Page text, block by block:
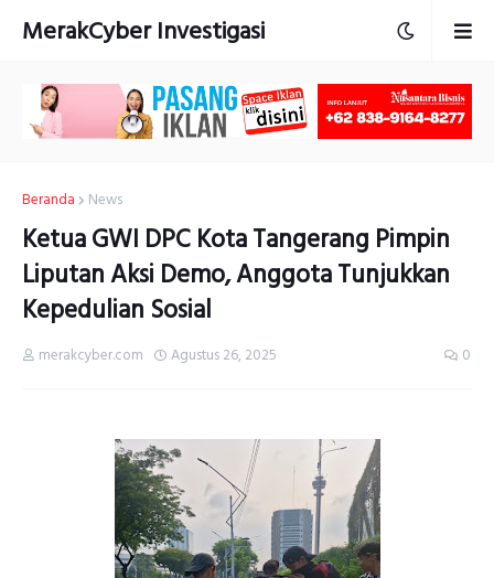
MerakCyber Investigasi
Beranda News
Ketua GWI DPC Kota Tangerang Pimpin
Liputan Aksi Demo, Anggota Tunjukkan
Kepedulian Sosial
merakcyber.com Agustus 26, 2025 0